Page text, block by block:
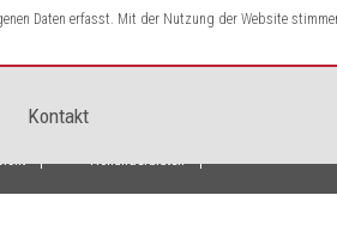
Daten erfasst. Mit der Nutzung der Website
Kontakt
Hollunderblüten